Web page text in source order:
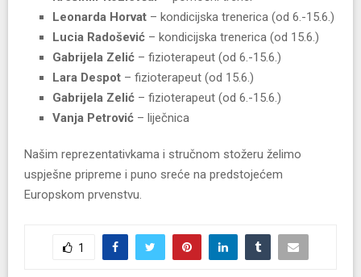
Leonarda Horvat – kondicijska trenerica (od 6.-15.6.)
Lucia Radošević – kondicijska trenerica (od 15.6.)
Gabrijela Zelić – fizioterapeut (od 6.-15.6.)
Lara Despot – fizioterapeut (od 15.6.)
Gabrijela Zelić – fizioterapeut (od 6.-15.6.)
Vanja Petrović – liječnica
Našim reprezentativkama i stručnom stožeru želimo
uspješne pripreme i puno sreće na predstojećem
Europskom prvenstvu.
1